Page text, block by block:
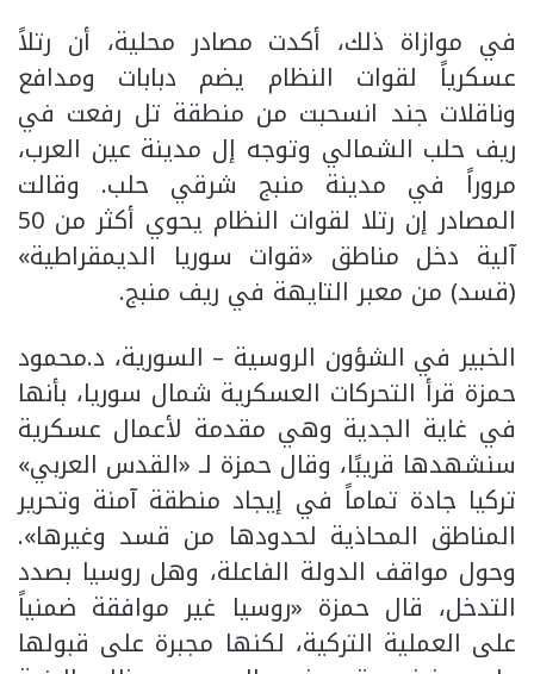
في موازاة ذلك، أكدت مصادر محلية، أن رتلاً
عسكرياً لقوات النظام يضم دبابات ومدافع
وناقلات جند انسحبت من منطقة تل رفعت في
ريف حلب الشمالي وتوجه إل مدينة عين العرب،
مروراً في مدينة منبج شرقي حلب. وقالت
المصادر إن رتلا لقوات النظام يحوي أكثر من 50
آلية دخل مناطق «قوات سوريا الديمقراطية»
(قسد) من معبر التايهة في ريف منبج.
الخبير في الشؤون الروسية – السورية، د.محمود
حمزة قرأ التحركات العسكرية شمال سوريا، بأنها
في غاية الجدية وهي مقدمة لأعمال عسكرية
سنشهدها قريبًا، وقال حمزة لـ «القدس العربي»
تركيا جادة تماماً في إيجاد منطقة آمنة وتحرير
المناطق المحاذية لحدودها من قسد وغيرها».
وحول مواقف الدولة الفاعلة، وهل روسيا بصدد
التدخل، قال حمزة «روسيا غير موافقة ضمنياً
على العملية التركية، لكنها مجبرة على قبولها